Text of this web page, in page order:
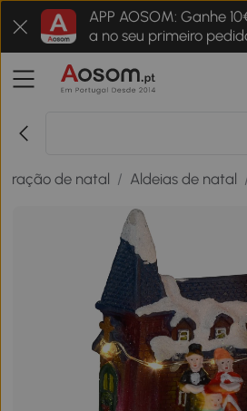
APP AOSOM: Ganhe
a no seu primeiro
de natal / Aldeias de natal